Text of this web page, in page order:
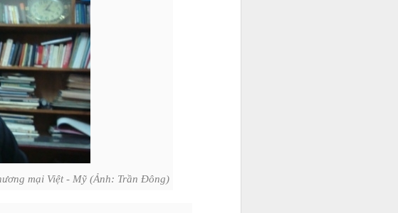
mại Việt - Mỹ (Ảnh: Trần Đông)
xuất phát bạn chỉ chăm
từng làm những công việc
USD, 10.000 USD. Cho
sự tự tin làm những
với chính mình còn là